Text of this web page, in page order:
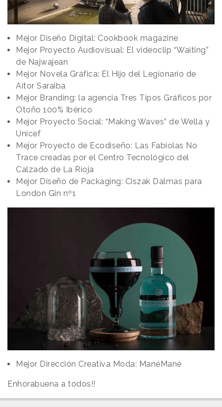
Mejor Diseño Digital: Cookbook magazine
Mejor Proyecto Audiovisual: El videoclip “Waiting”
de Najwajean
Mejor Novela Gráfica: El Hijo del Legionario de
Aitor Saraiba
Mejor Branding: la agencia Tres Tipos Gráficos por
Otoño 100% Ibérico
Mejor Proyecto Social: “Making Waves” de Wella y
Unicef
Mejor Proyecto de Ecodiseño: Las Fabiolas No
Trace creadas por el Centro Tecnológico del
Calzado de La Rioja
Mejor Diseño de Packaging: Ciszak Dalmas para
London Gin nº1
Mejor Dirección Creativa Moda: ManéMané
Enhorabuena a todos!!